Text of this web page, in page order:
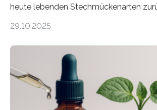
heute lebenden Stechmückenarten
Forschende die bisher älteste bekannte
Region Kachin in Myanmar und hat sich
ausgezeichnetem Zustand erhalten. Es
Art einer neuen Gattung beschrieben
nun den Namen Cretosabethes
fossile Nachweis einer
29.10.2025